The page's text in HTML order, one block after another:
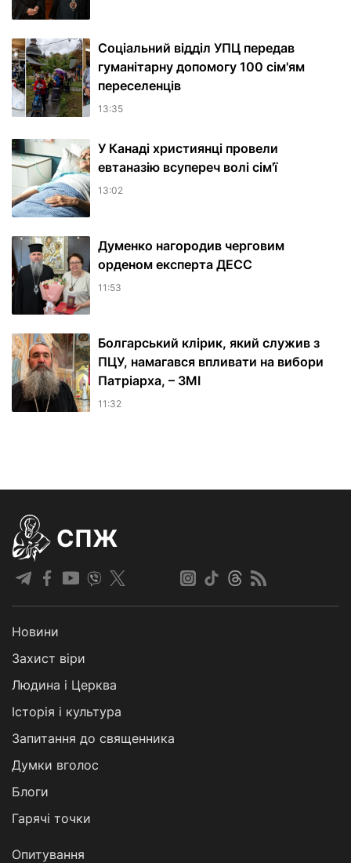
Соціальний відділ УПЦ передав
гуманітарну допомогу 100 сім'ям
переселенців
13:35
У Канаді християнці провели
евтаназію всупереч волі сім'ї
13:02
Думенко нагородив черговим
орденом експерта ДЕСС
11:53
Болгарський клірик, який служив з
ПЦУ, намагався впливати на вибори
Патріарха, – ЗМІ
11:32
СПЖ
Новини
Захист віри
Людина і Церква
Історія і культура
Запитання до священника
Думки вголос
Блоги
Гарячі точки
Опитування